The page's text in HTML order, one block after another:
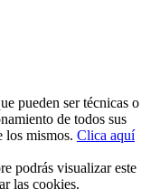
pueden ser técnicas o
de todos sus
los mismos. Clica aquí
podrás visualizar este
las cookies.